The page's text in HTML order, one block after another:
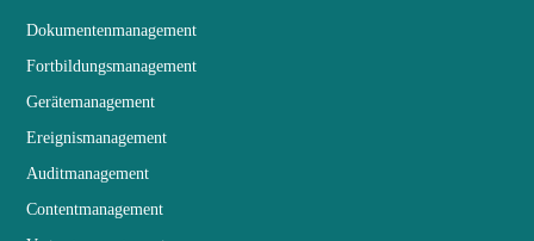
Dokumentenmanagement
Fortbildungsmanagement
Gerätemanagement
Ereignismanagement
Auditmanagement
Contentmanagement